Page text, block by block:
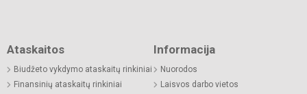
Ataskaitos
Biudžeto vykdymo ataskaitų rinkiniai
Finansinių ataskaitų rinkiniai
Informacija
Nuorodos
Laisvos darbo vietos